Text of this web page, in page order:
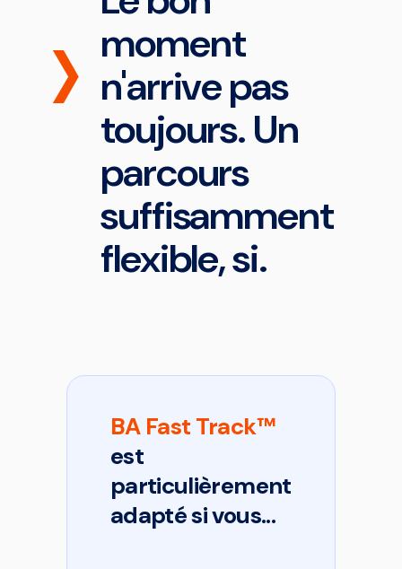
moment
n'arrive pas
toujours. Un
parcours
suffisamment
flexible, si.
BA Fast Track™
est
particulièrement
adapté si vous...